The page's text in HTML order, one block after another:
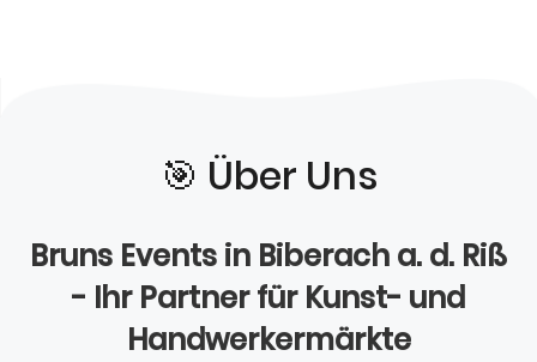
🎯️ Über Uns
Bruns Events in Biberach a. d. Riß
- Ihr Partner für Kunst- und
Handwerkermärkte